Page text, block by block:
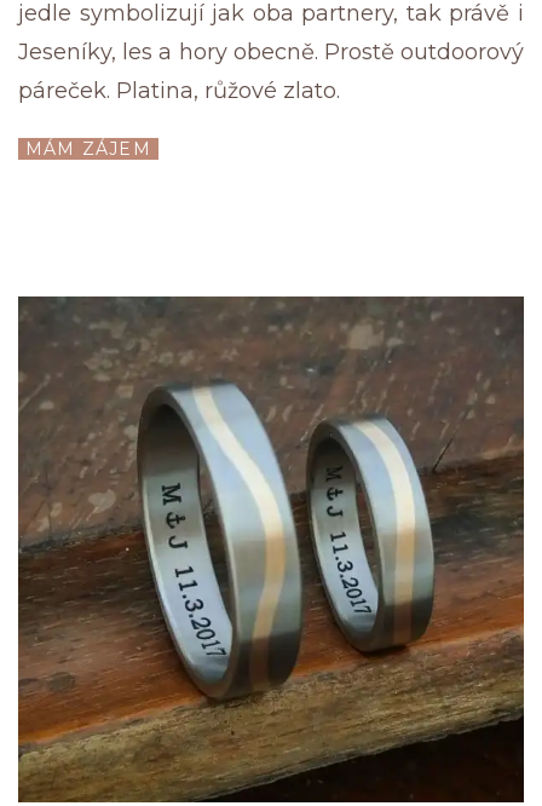
jedle symbolizují jak oba partnery, tak právě i
Jeseníky, les a hory obecně. Prostě outdoorový
páreček. Platina, růžové zlato.
MÁM ZÁJEM